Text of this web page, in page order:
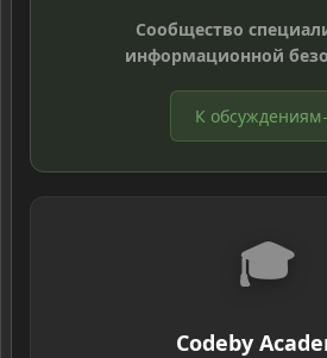
Сообщество
информационной
К обсуждениям
🎓
Codeby